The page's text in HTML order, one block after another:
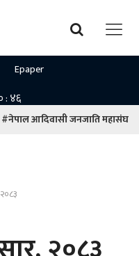
Epaper
#नेपाल आदिवासी जनजाति महासंघ